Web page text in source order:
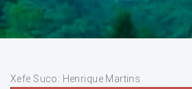
Xefe Suco: Henrique Martins